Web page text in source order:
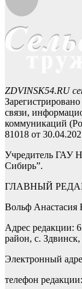
ZDVINSK54.RU
связи,
коммуникаций
81018 от
Учредитель ГАУ
Сибирь”.
ГЛАВНЫЙ
Вольф Анастасия
Адрес редакции:
район, с.
Электронный
телефон редакции: